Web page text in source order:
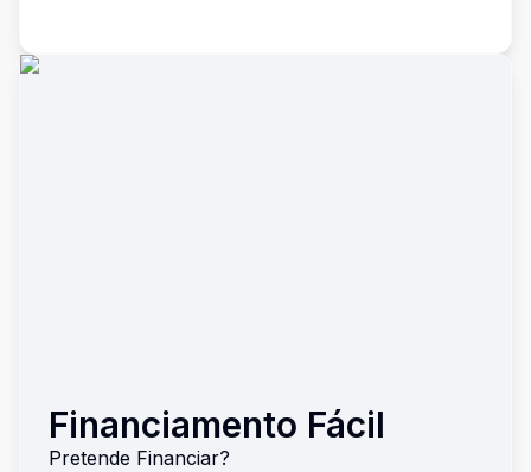
Financiamento Fácil
Pretende Financiar?